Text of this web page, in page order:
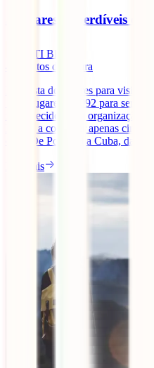
5 lugares imperdíveis da
IATI Blog
minutos de leitura
Esta lista de lugares para visitar
1000 lugares – 1092 para ser
reconhecidos pela organização
leva-te a conhecer apenas cinco,
casa. De Portugal a Cuba, da
Ler mais